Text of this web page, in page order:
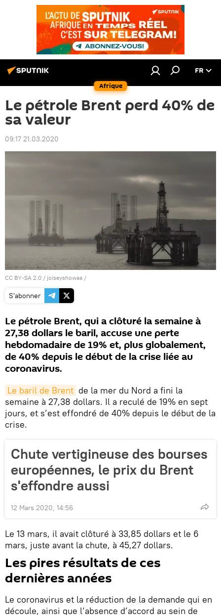
Afrique
FR
Le pétrole Brent perd 40% de
sa valeur
09:17 21.03.2020
CC BY-SA 2.0 / joiseyshowaa /
S'abonner
Le pétrole Brent, qui a clôturé la semaine à
27,38 dollars le baril, accuse une perte
hebdomadaire de 19% et, plus globalement,
de 40% depuis le début de la crise liée au
coronavirus.
Le baril de Brent de la mer du Nord a fini la
semaine à 27,38 dollars. Il a reculé de 19% en sept
jours, et s’est effondré de 40% depuis le début de la
crise.
Chute vertigineuse des bourses
européennes, le prix du Brent
s'effondre aussi
12 Mars 2020, 14:56
Le 13 mars, il avait clôturé à 33,85 dollars et le 6
mars, juste avant la chute, à 45,27 dollars.
Les pires résultats de ces
dernières années
Le coronavirus et la réduction de la demande qui en
découle, ainsi que l’absence d’accord au sein de